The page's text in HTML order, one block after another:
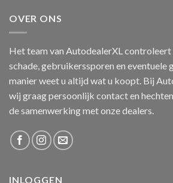
OVER ONS
Het team van AutodealerXL controleert
schade, gebruikerssporen en eventuele
manier weet u altijd wat u koopt. Bij
wij graag persoonlijk contact en
de samenwerking met onze dealers.
INLOGGEN